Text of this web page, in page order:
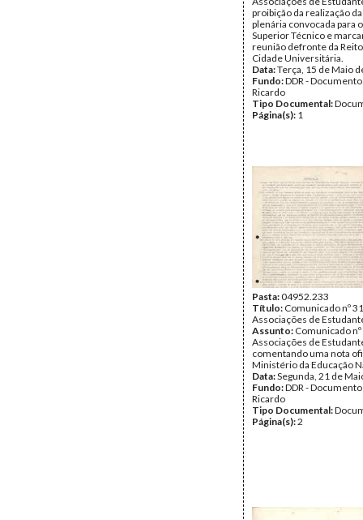
proibição da realização
plenária convocada para
Superior Técnico e
reunião defronte da
Cidade Universitária.
Data:Terça, 15 de Maio
Fundo:DDR -
Ricardo
Tipo Documental:
Página(s): 1
Pasta:04952.233
Título: Comunicado nº
Associações de
Assunto: Comunicado
Associações de
comentando uma nota
Ministério da Educação
Data:Segunda, 21 de
Fundo:DDR -
Ricardo
Tipo Documental:
Página(s):2